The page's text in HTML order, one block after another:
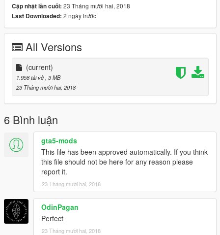
Cập nhật lần cuối: 23 Tháng mười hai, 2018
Last Downloaded: 2 ngày trước
All Versions
(current)
1.958 tải về , 3 MB
23 Tháng mười hai, 2018
6 Bình luận
gta5-mods
This file has been approved automatically. If you think
this file should not be here for any reason please
report it.
23 Tháng mười hai, 2018
OdinPagan
Perfect
23 Tháng mười hai, 2018